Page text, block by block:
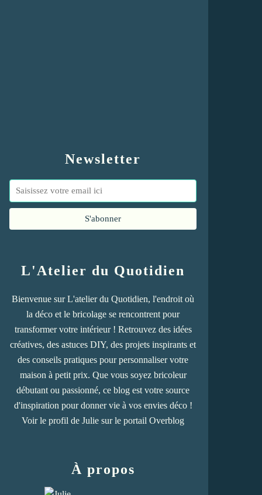
Newsletter
L'Atelier du Quotidien
Bienvenue sur L'atelier du Quotidien, l'endroit où
la déco et le bricolage se rencontrent pour
transformer votre intérieur ! Retrouvez des idées
créatives, des astuces DIY, des projets inspirants et
des conseils pratiques pour personnaliser votre
maison à petit prix. Que vous soyez bricoleur
débutant ou passionné, ce blog est votre source
d'inspiration pour donner vie à vos envies déco !
Voir le profil de Julie sur le portail Overblog
À propos